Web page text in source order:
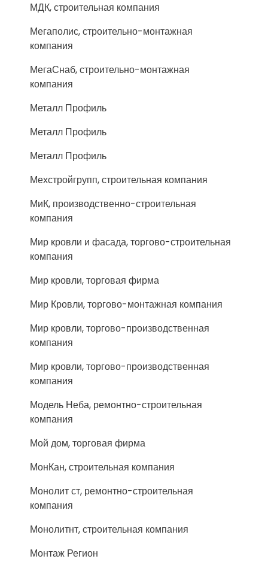
МДК, строительная компания
Мегаполис, строительно-монтажная
компания
МегаСнаб, строительно-монтажная
компания
Металл Профиль
Металл Профиль
Металл Профиль
Мехстройгрупп, строительная компания
МиК, производственно-строительная
компания
Мир кровли и фасада, торгово-строительная
компания
Мир кровли, торговая фирма
Мир Кровли, торгово-монтажная компания
Мир кровли, торгово-производственная
компания
Мир кровли, торгово-производственная
компания
Модель Неба, ремонтно-строительная
компания
Мой дом, торговая фирма
МонКан, строительная компания
Монолит ст, ремонтно-строительная
компания
Монолитнт, строительная компания
Монтаж Регион